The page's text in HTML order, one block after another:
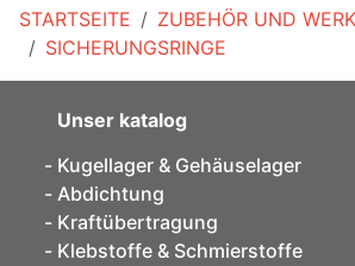
STARTSEITE
ZUBEHÖR UND
SICHERUNGSRINGE
Unser katalog
Kugellager & Gehäuselager
Abdichtung
Kraftübertragung
Klebstoffe & Schmierstoffe